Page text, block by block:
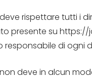
rispettare tutti i
presente su https://
responsabile di ogni
deve in alcun